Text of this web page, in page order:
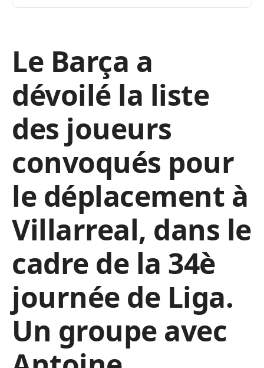
Le Barça a
dévoilé la liste
des joueurs
convoqués pour
le déplacement à
Villarreal, dans le
cadre de la 34è
journée de Liga.
Un groupe avec